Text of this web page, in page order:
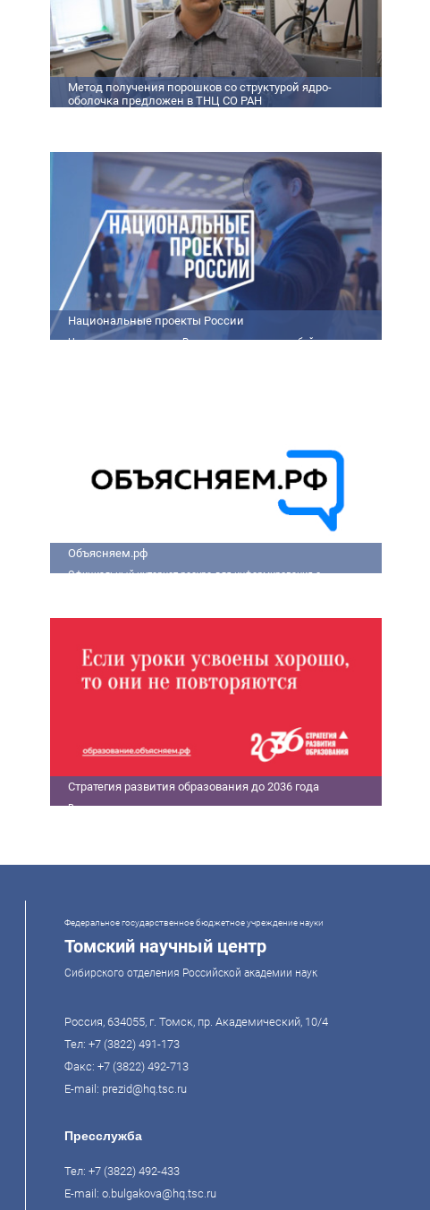
Метод получения порошков со структурой ядро-
оболочка предложен в ТНЦ СО РАН
orci et, dignissim mauris. Fusce sollicitudin a dolor et bibendum.
Suspendisse rutrum dui id vestibulum aliquet. Vivamus imperdiet
ligula id imperdiet molestie. Phasellus id convallis purus, in
condimentum felis. Phasellus hendrerit, arcu nec elementum
pretium, ipsum justo port
Национальные проекты России
Национальные проекты России представляют собой
Объясняем.рф
Официальный интернет-ресурс для информирования о
Стратегия развития образования до 2036 года
В современном мире только государства с передовыми
президент России Владимир Путин поручил правительству
Федеральное государственное бюджетное учреждение науки
Томский научный центр
Сибирского отделения Российской академии наук
Россия, 634055, г. Томск, пр. Академический, 10/4
Тел:+7 (3822) 491-173
Факс: +7 (3822) 492-713
E-mail: prezid@hq.tsc.ru
Пресслужба
Тел:+7 (3822) 492-433
E-mail:o.bulgakova@hq.tsc.ru